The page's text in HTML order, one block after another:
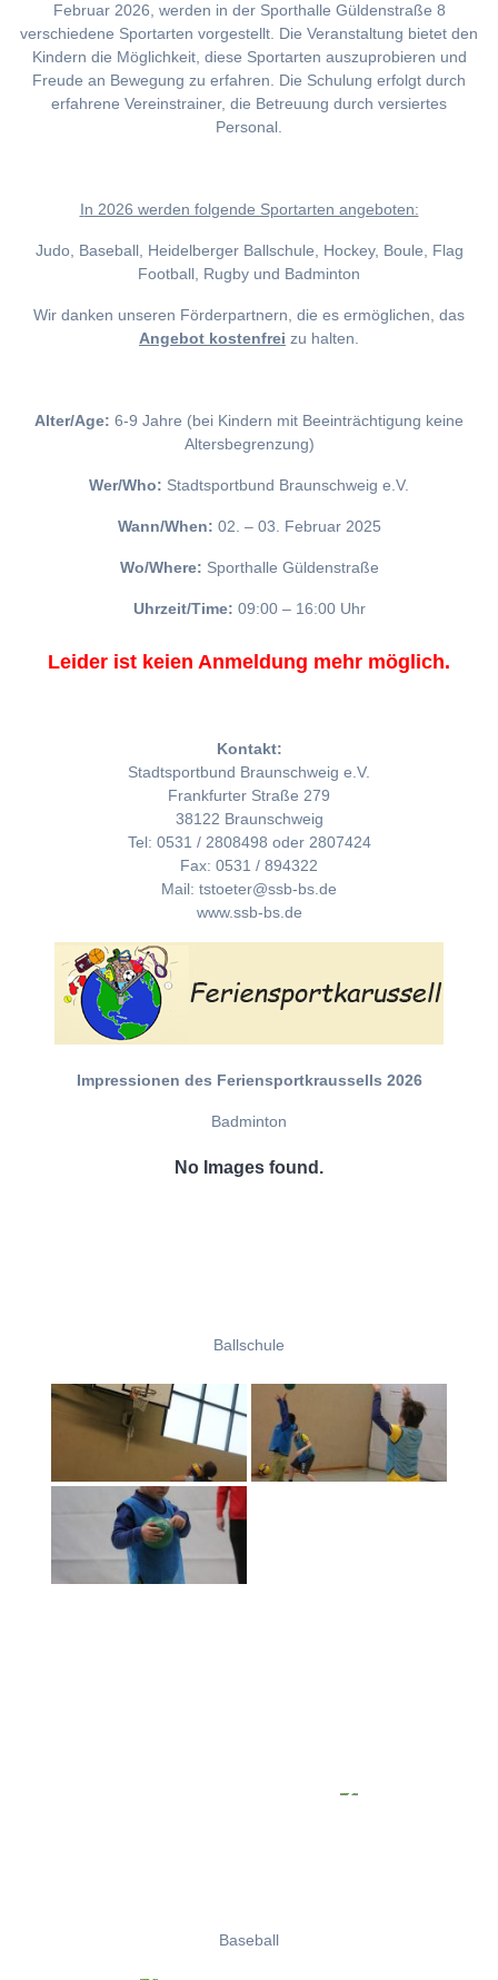
Februar 2026, werden in der Sporthalle Güldenstraße 8
verschiedene Sportarten vorgestellt. Die Veranstaltung bietet den
Kindern die Möglichkeit, diese Sportarten auszuprobieren und
Freude an Bewegung zu erfahren. Die Schulung erfolgt durch
erfahrene Vereinstrainer, die Betreuung durch versiertes
Personal.
In 2026 werden folgende Sportarten angeboten:
Judo, Baseball, Heidelberger Ballschule, Hockey, Boule, Flag
Football, Rugby und Badminton
Wir danken unseren Förderpartnern, die es ermöglichen, das
Angebot kostenfrei zu halten.
Alter/Age: 6-9 Jahre (bei Kindern mit Beeinträchtigung keine
Altersbegrenzung)
Wer/Who: Stadtsportbund Braunschweig e.V.
Wann/When: 02. – 03. Februar 2025
Wo/Where: Sporthalle Güldenstraße
Uhrzeit/Time: 09:00 – 16:00 Uhr
Leider ist keien Anmeldung mehr möglich.
Kontakt:
Stadtsportbund Braunschweig e.V.
Frankfurter Straße 279
38122 Braunschweig
Tel: 0531 / 2808498 oder 2807424
Fax: 0531 / 894322
Mail: tstoeter@ssb-bs.de
www.ssb-bs.de
Impressionen des Feriensportkraussells 2026
Badminton
No Images found.
Ballschule
Baseball